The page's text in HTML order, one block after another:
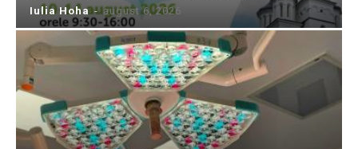
Iulia Hoha - august 6, 2026